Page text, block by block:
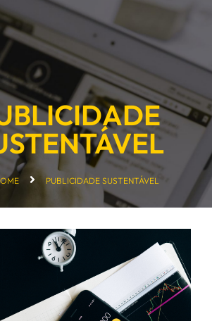
PUBLICIDADE SUSTENTÁVEL